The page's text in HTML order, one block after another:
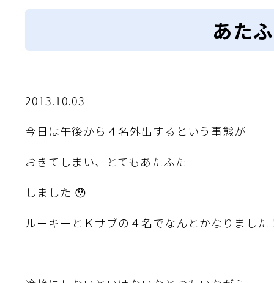
あた
2013.10.03
今日は午後から４名外出するという事態が
おきてしまい、とてもあたふた
しました 😯
ルーキーとＫサブの４名でなんとかなりました